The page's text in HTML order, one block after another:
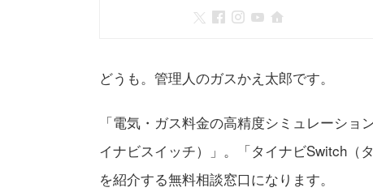
どうも。管理人のガスかえ太郎です。
「電気・ガス料金の高精度シミュレーシ
イナビスイッチ）」。「タイナビSwitch（
を紹介する無料相談窓口になります。